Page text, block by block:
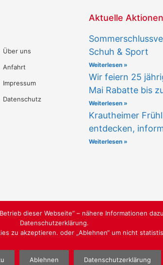
Über uns
Anfahrt
Impressum
Datenschutz
Aktuelle Aktionen
Schuh & Sport
Weiterlesen »
Wir feiern 25
Mai Rabatte bis
Weiterlesen »
Krautheimer
entdecken,
Weiterlesen »
dieser Webseite“ – nähere Informationen
Datenschutzerklärung.
zu akzeptieren. oder „Ablehnen“ um nicht
Ablehnen Datenschutzerklärung